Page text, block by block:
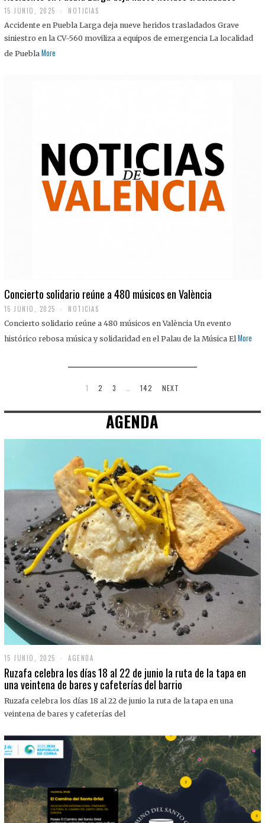
15 JUNIO, 2025 NOTICIAS
Accidente en Puebla Larga deja nueve heridos trasladados Grave
siniestro en la CV-560 moviliza a equipos de emergencia La localidad
de Puebla More
Concierto solidario reúne a 480 músicos en València
15 JUNIO, 2025 NOTICIAS
Concierto solidario reúne a 480 músicos en València Un evento
histórico rebosa música y solidaridad en el Palau de la Música El More
1 2 3 142 NEXT
AGENDA
15 JUNIO, 2025
J
U
I
O
0
2
5
AGENDA
Ruzafa celebra los días 18 al 22 de junio la ruta de la tapa en
una veintena de bares y cafeterías del barrio
Ruzafa celebra los días 18 al 22 de junio la ruta de la tapa en una
veintena de bares y cafeterías del